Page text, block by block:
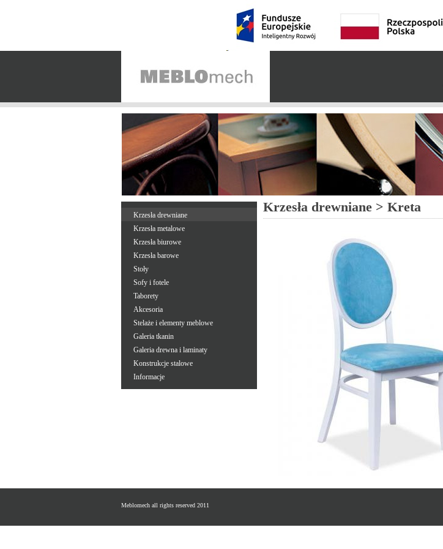
Krzesła drewniane
Krzesła metalowe
Krzesła biurowe
Krzesła barowe
Stoły
Sofy i fotele
Taborety
Akcesoria
Stelaże i elementy meblowe
Galeria tkanin
Galeria drewna i laminaty
Konstrukcje stalowe
Informacje
Krzesła drewniane > Kreta
Meblomech all rights reserved 2011